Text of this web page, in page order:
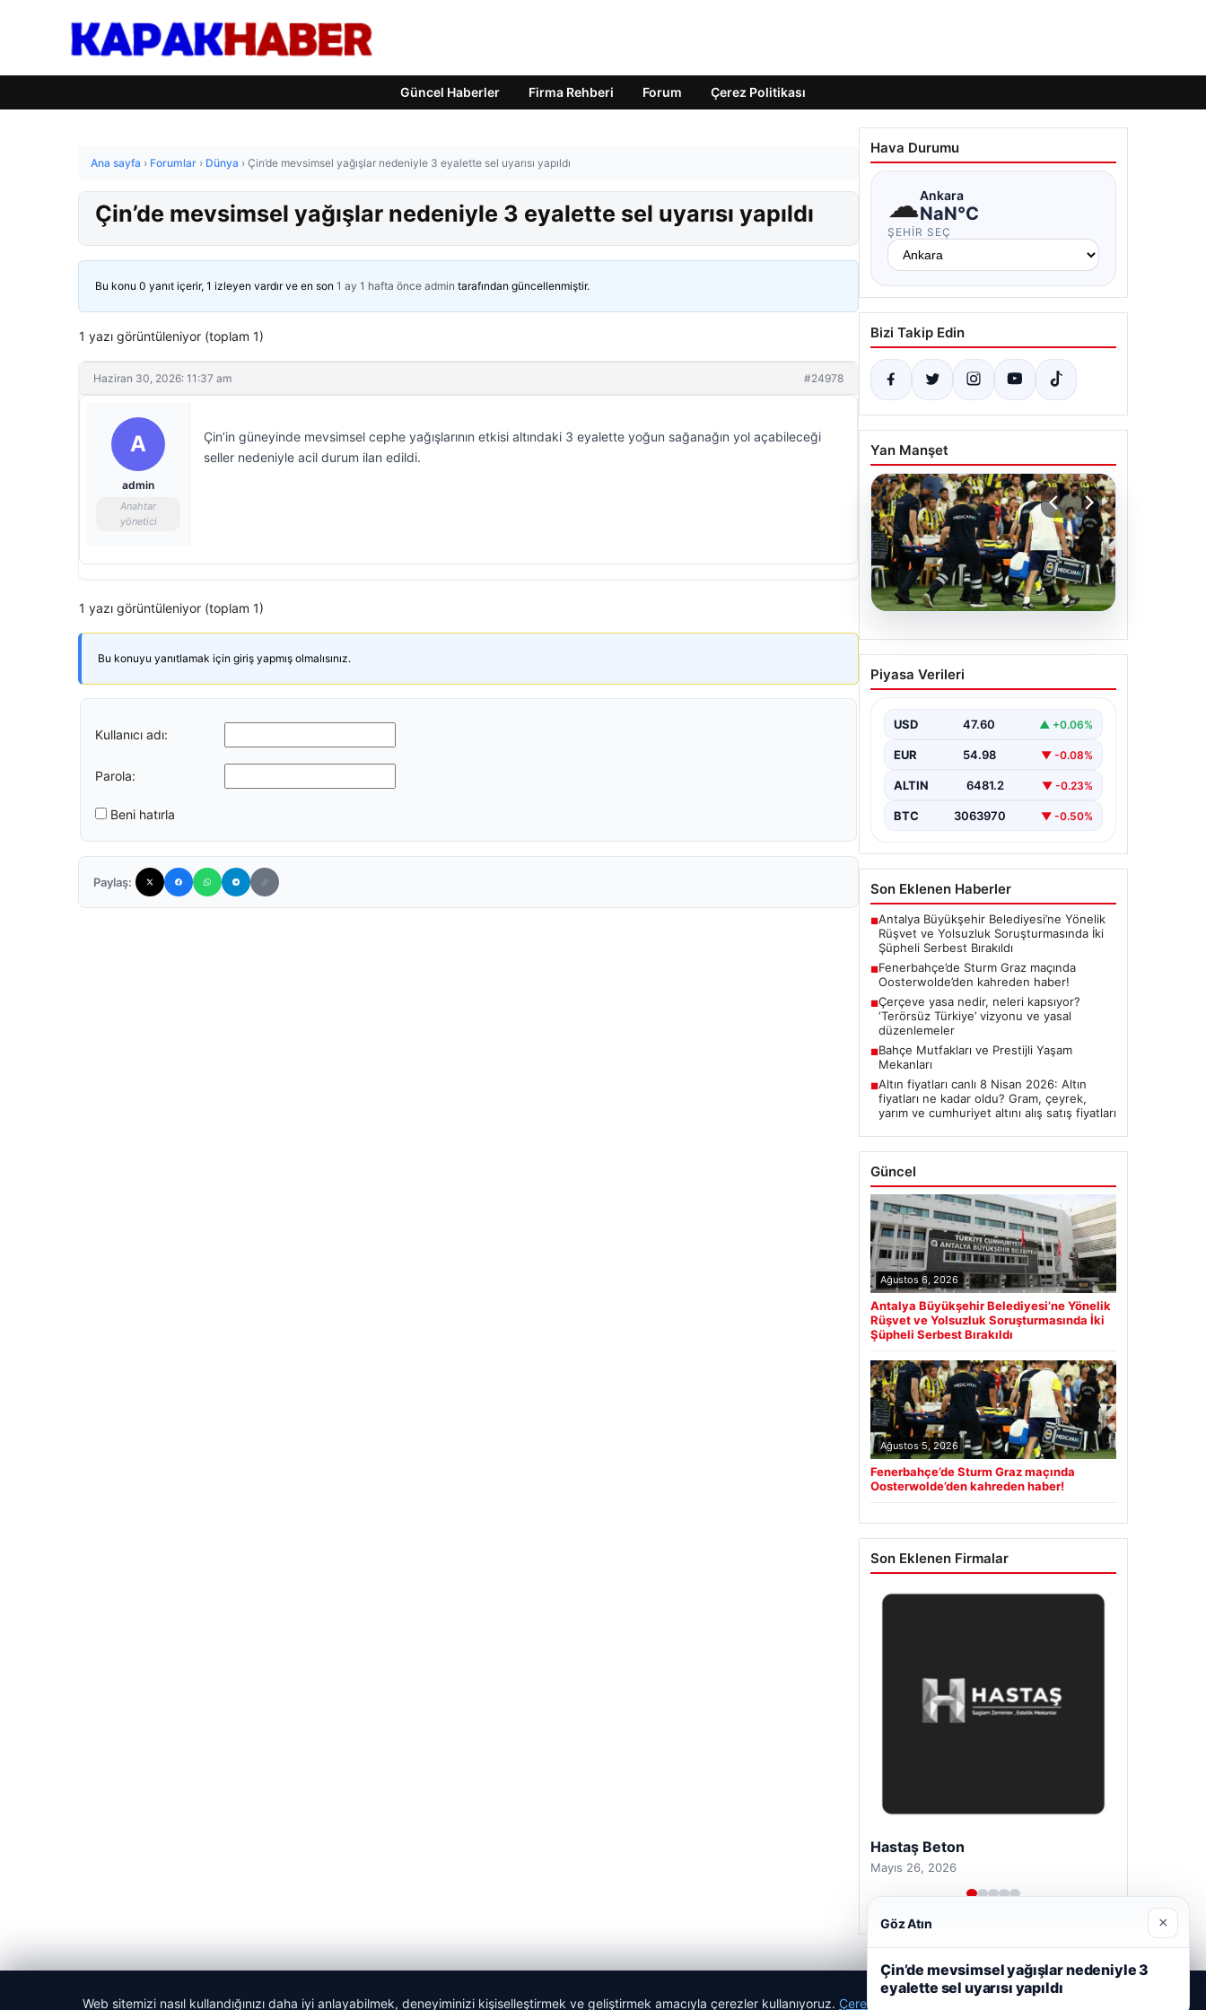
Güncel Haberler Firma Rehberi Forum Çerez Politikası
Ana sayfa › Forumlar › Dünya › Çin’de mevsimsel yağışlar nedeniyle 3 eyalette sel uyarısı yapıldı
Çin’de mevsimsel yağışlar nedeniyle 3 eyalette sel uyarısı yapıldı
Bu konu 0 yanıt içerir, 1 izleyen vardır ve en son 1 ay 1 hafta önce admin tarafından güncellenmiştir.
1 yazı görüntüleniyor (toplam 1)
Haziran 30, 2026: 11:37 am #24978
A
admin
Anahtar
yönetici
Çin’in güneyinde mevsimsel cephe yağışlarının etkisi altındaki 3 eyalette yoğun sağanağın yol açabileceği
seller nedeniyle acil durum ilan edildi.
1 yazı görüntüleniyor (toplam 1)
Bu konuyu yanıtlamak için giriş yapmış olmalısınız.
Kullanıcı adı:
Parola:
Beni hatırla
Paylaş:
Hava Durumu
☁Ankara
NaN°C
ŞEHIR SEÇ
Bizi Takip Edin
Yan Manşet
05.08.2026
Fenerbahçe’de Sturm
Graz maçında
kahreden haber!
Piyasa Verileri
USD 47.60 ▲ +0.06%
EUR 54.98 ▼ -0.08%
ALTIN 6481.2 ▼ -0.23%
BTC 3063970 ▼ -0.50%
Son Eklenen Haberler
■Antalya Büyükşehir Belediyesi’ne Yönelik
Rüşvet ve Yolsuzluk Soruşturmasında İki
Şüpheli Serbest Bırakıldı
■Fenerbahçe’de Sturm Graz maçında
Oosterwolde’den kahreden haber!
■Çerçeve yasa nedir, neleri kapsıyor?
‘Terörsüz Türkiye’ vizyonu ve yasal
düzenlemeler
■Bahçe Mutfakları ve Prestijli Yaşam
Mekanları
■Altın fiyatları canlı 8 Nisan 2026: Altın
fiyatları ne kadar oldu? Gram, çeyrek,
yarım ve cumhuriyet altını alış satış fiyatları
Güncel
Ağustos 6, 2026
Antalya Büyükşehir Belediyesi’ne Yönelik
Rüşvet ve Yolsuzluk Soruşturmasında İki
Şüpheli Serbest Bırakıldı
Ağustos 5, 2026
Fenerbahçe’de Sturm Graz maçında
Oosterwolde’den kahreden haber!
Son Eklenen Firmalar
Hastaş Beton
Mayıs 26, 2026
Web sitemizi nasıl kullandığınızı daha iyi anlayabilmek, deneyiminizi kişiselleştirmek ve geliştirmek amacıyla çerezler kullanıyoruz. Çerez Politikamız
Göz Atın ×
Çin’de mevsimsel yağışlar nedeniyle 3
eyalette sel uyarısı yapıldı